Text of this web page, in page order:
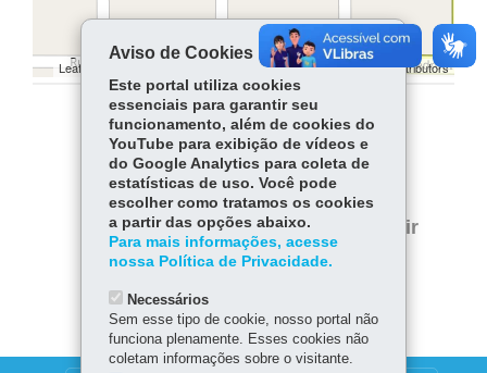
Leaflet | © contributors | ©OpenStreetMapcontributors
COMPARTILHE:
Facebook
Twitter
WhatsApp
Voltar Início
Imprimir
Baixar
Aviso de Cookies
Este portal utiliza cookies
essenciais para garantir seu
funcionamento, além de cookies do
YouTube para exibição de vídeos e
do Google Analytics para coleta de
estatísticas de uso. Você pode
escolher como tratamos os cookies
a partir das opções abaixo.
Para mais informações, acesse
nossa Política de Privacidade.
Necessários
Sem esse tipo de cookie, nosso portal não
funciona plenamente. Esses cookies não
coletam informações sobre o visitante.